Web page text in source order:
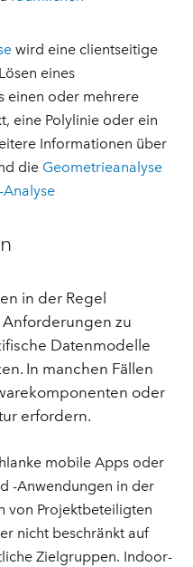
wird eine clientseitige
eines
einen oder mehrere
eine Polylinie oder ein
Informationen über
die Geometrieanalyse
in der Regel
zu
Datenmodelle
In manchen Fällen
oder
erfordern.
mobile Apps oder
-Anwendungen in der
von Projektbeteiligten
nicht beschränkt auf
Zielgruppen. Indoor-